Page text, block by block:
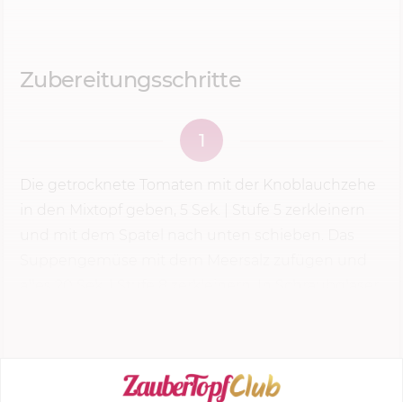
Zubereitungsschritte
1
Die getrocknete Tomaten mit der Knoblauchzehe
KOCHMODUS STARTEN